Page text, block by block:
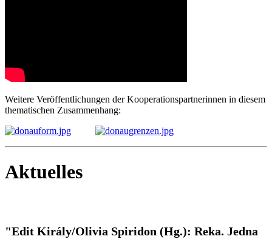
Weitere Veröffentlichungen der Kooperationspartnerinnen in diesem
thematischen Zusammenhang:
Aktuelles
"Edit Király/Olivia Spiridon (Hg.): Reka. Jedna